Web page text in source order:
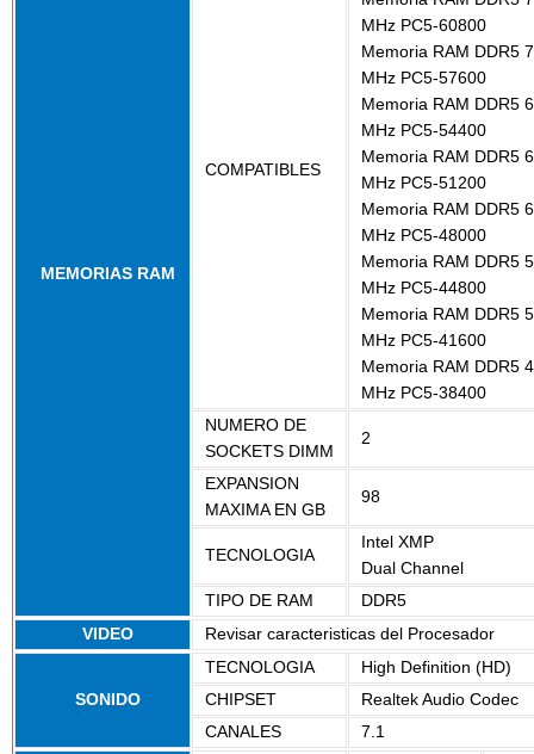
MEMORIAS RAM
COMPATIBLES
MHz PC5-60800
Memoria RAM DDR5
MHz PC5-57600
Memoria RAM DDR5
MHz PC5-54400
Memoria RAM DDR5
MHz PC5-51200
Memoria RAM DDR5
MHz PC5-48000
Memoria RAM DDR5
MHz PC5-44800
Memoria RAM DDR5
MHz PC5-41600
Memoria RAM DDR5
MHz PC5-38400
NUMERO DE
SOCKETS DIMM
2
EXPANSION
MAXIMA EN GB
98
TECNOLOGIA
Intel XMP
Dual Channel
TIPO DE RAM
DDR5
VIDEO
Revisar caracteristicas del Procesador
SONIDO
TECNOLOGIA
High Definition (HD)
CHIPSET
Realtek Audio Codec
CANALES
7.1